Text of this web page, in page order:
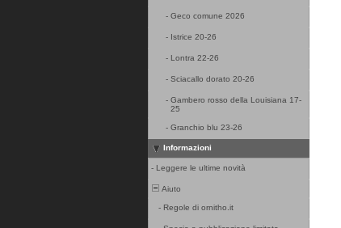
- Geco comune 2026
- Istrice 20-26
- Lontra 22-26
- Sciacallo dorato 20-26
- Gambero rosso della Louisiana 17-
25
- Granchio blu 23-26
Informazioni
- Leggere le ultime novità
Aiuto
- Regole di ornitho.it